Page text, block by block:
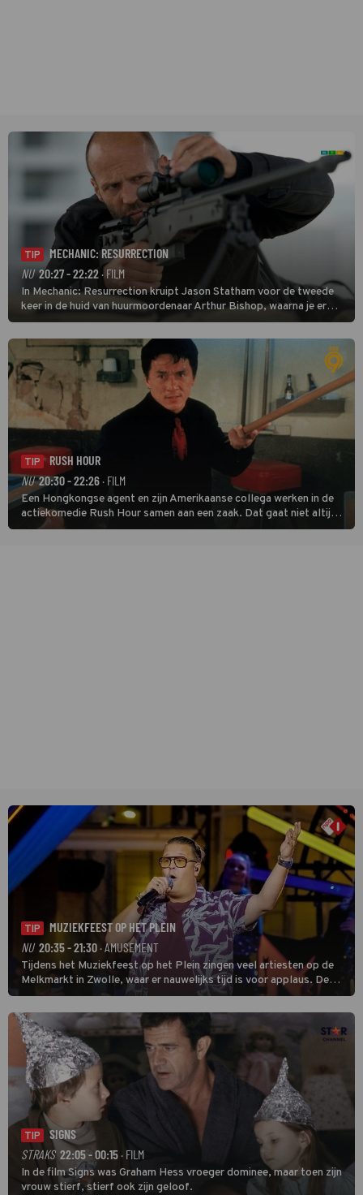
TIP
MECHANIC: RESURRECTION
NU 20:27 - 22:22· FILM
In Mechanic: Resurrection kruipt Jason Statham voor de tweede
keer in de huid van huurmoordenaar Arthur Bishop, waarna je er
donder op kunt zeggen dat er van Bishops geplande pensioen niet
veel terechtkomt.
TIP
RUSH HOUR
NU 20:30 - 22:26· FILM
Een Hongkongse agent en zijn Amerikaanse collega werken in de
actiekomedie Rush Hour samen aan een zaak. Dat gaat niet altijd
van een leien dakje.
TIP
MUZIEKFEEST OP HET PLEIN
NU 20:35 - 21:30· AMUSEMENT
Tijdens het Muziekfeest op het Plein zingen veel artiesten op de
Melkmarkt in Zwolle, waar er nauwelijks tijd is voor applaus. De
grootste namen zijn André Hazes, Jannes, René Froger en
natuurlijk Rutger van Barneveld met zijn hit Zwoele Zomernachten.
TIP
SIGNS
STRAKS 22:05 - 00:15 · FILM
In de film Signs was Graham Hess vroeger dominee, maar toen zijn
vrouw stierf, stierf ook zijn geloof.